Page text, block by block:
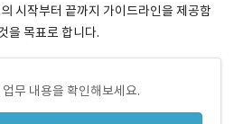
시작부터 끝까지 가이드라인을 제공함
을 목표로 합니다.
무 내용을 확인해보세요.